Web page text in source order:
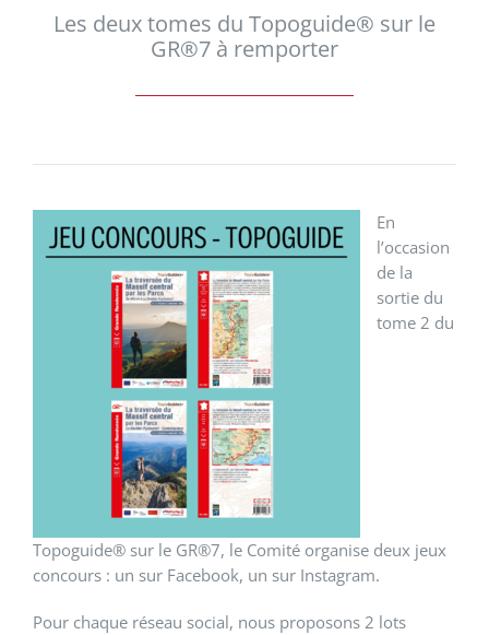
Les deux tomes du Topoguide® sur le
GR®7 à remporter
En
l’occasion
de la
sortie du
tome 2 du
Topoguide® sur le GR®7, le Comité organise deux jeux
concours : un sur Facebook, un sur Instagram.
Pour chaque réseau social, nous proposons 2 lots